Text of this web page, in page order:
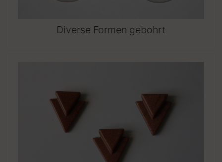
Diverse Formen gebohrt